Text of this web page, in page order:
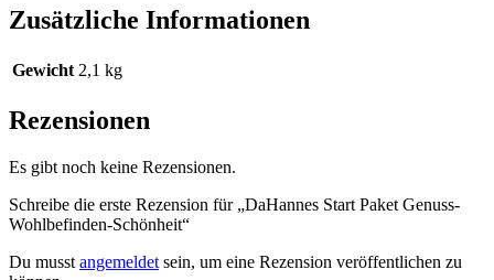
Zusätzliche Informationen
Gewicht 2,1 kg
Rezensionen
Es gibt noch keine Rezensionen.
Schreibe die erste Rezension für „DaHannes Start Paket Genuss-
Wohlbefinden-Schönheit“
Du musst angemeldet sein, um eine Rezension veröffentlichen zu